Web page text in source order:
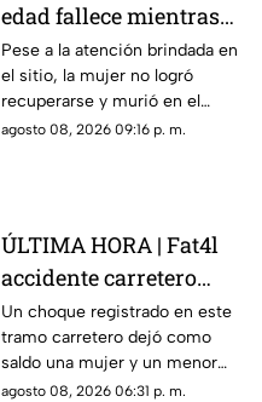
edad fallece mientras
caminaba por el Centro
de Querétaro
Pese a la atención brindada en
el sitio, la mujer no logró
recuperarse y murió en el
lugar.
agosto 08, 2026 09:16 p. m.
ÚLTIMA HORA | Fat4l
accidente carretero
deja una mujer y un
niño mu3rtos en San
Juan del Río
Un choque registrado en este
tramo carretero dejó como
saldo una mujer y un menor
sin vida, además de una
agosto 08, 2026 06:31 p. m.